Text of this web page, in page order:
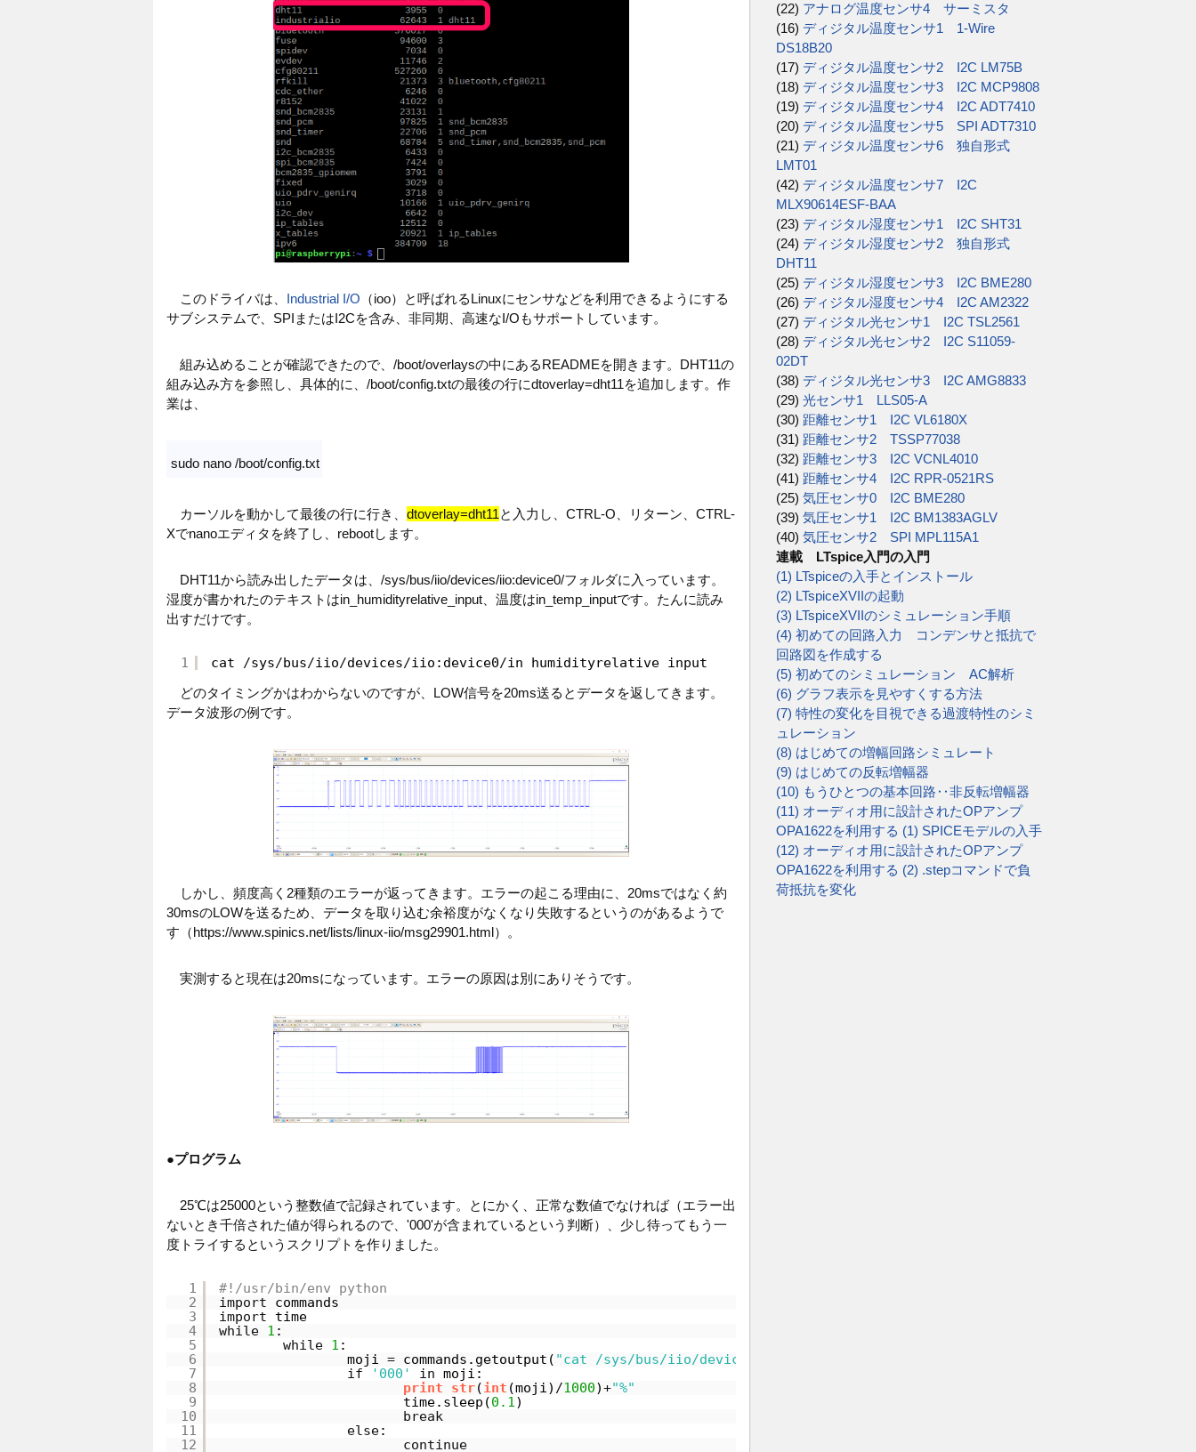
このドライバは、 Industrial I/O （ioo）と呼ばれるLinuxにセンサなどを利用できるようにする
サブシステムで、SPIまたはI2Cを含み、非同期、高速なI/Oもサポートしています。
組み込めることが確認できたので、/boot/overlaysの中にあるREADMEを開きます。DHT11の
組み込み方を参照し、具体的に、/boot/config.txtの最後の行にdtoverlay=dht11を追加します。作
業は、
sudo nano /boot/config.txt
カーソルを動かして最後の行に行き、 dtoverlay=dht11と入力し、CTRL-O、リターン、CTRL-
Xでnanoエディタを終了し、rebootします。
DHT11から読み出したデータは、/sys/bus/iio/devices/iio:device0/フォルダに入っています。
湿度が書かれたのテキストはin_humidityrelative_input、温度はin_temp_inputです。たんに読み
出すだけです。
1 cat /sys/bus/iio/devices/iio:device0/in_humidityrelative_input
どのタイミングかはわからないのですが、LOW信号を20ms送るとデータを返してきます。
データ波形の例です。
しかし、頻度高く2種類のエラーが返ってきます。エラーの起こる理由に、20msではなく約
30msのLOWを送るため、データを取り込む余裕度がなくなり失敗するというのがあるようで
す（https://www.spinics.net/lists/linux-iio/msg29901.html）。
実測すると現在は20msになっています。エラーの原因は別にありそうです。
●プログラム
25℃は25000という整数値で記録されています。とにかく、正常な数値でなければ（エラー出
ないとき千倍された値が得られるので、'000'が含まれているという判断）、少し待ってもう一
度トライするというスクリプトを作りました。
1
2
3
4
5
6
7
8
9
10
11
12
#!/usr/bin/env python
import
commands
import
time
while 1 :
while 1 :
moji = commands.getoutput( "cat /sys/bus/iio/devices/iio:device0/in_humidityrelative_input"
if
'000' in moji:
print
str(int (moji) /1000)+"%"
time.sleep(0.1)
break
else:
continue
(22) アナログ温度センサ4 サーミスタ
(16) ディジタル温度センサ1 1-Wire
DS18B20
(17) ディジタル温度センサ2 I2C LM75B
(18) ディジタル温度センサ3 I2C MCP9808
(19) ディジタル温度センサ4 I2C ADT7410
(20) ディジタル温度センサ5 SPI ADT7310
(21) ディジタル温度センサ6 独自形式
LMT01
(42) ディジタル温度センサ7 I2C
MLX90614ESF-BAA
(23) ディジタル湿度センサ1 I2C SHT31
(24) ディジタル湿度センサ2 独自形式
DHT11
(25) ディジタル湿度センサ3 I2C BME280
(26) ディジタル湿度センサ4 I2C AM2322
(27) ディジタル光センサ1 I2C TSL2561
(28) ディジタル光センサ2 I2C S11059-
02DT
(38) ディジタル光センサ3 I2C AMG8833
(29) 光センサ1 LLS05-A
(30) 距離センサ1 I2C VL6180X
(31) 距離センサ2 TSSP77038
(32) 距離センサ3 I2C VCNL4010
(41) 距離センサ4 I2C RPR-0521RS
(25) 気圧センサ0 I2C BME280
(39) 気圧センサ1 I2C BM1383AGLV
(40) 気圧センサ2 SPI MPL115A1
連載 LTspice入門の入門
(1) LTspiceの入手とインストール
(2) LTspiceXVIIの起動
(3) LTspiceXVIIのシミュレーション手順
(4) 初めての回路入力 コンデンサと抵抗で
回路図を作成する
(5) 初めてのシミュレーション AC解析
(6) グラフ表示を見やすくする方法
(7) 特性の変化を目視できる過渡特性のシミ
ュレーション
(8) はじめての増幅回路シミュレート
(9) はじめての反転増幅器
(10) もうひとつの基本回路‥非反転増幅器
(11) オーディオ用に設計されたOPアンプ
OPA1622を利用する (1) SPICEモデルの入手
(12) オーディオ用に設計されたOPアンプ
OPA1622を利用する (2) .stepコマンドで負
荷抵抗を変化